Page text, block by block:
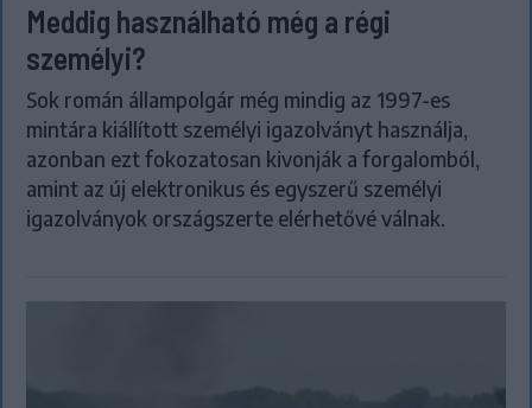
Meddig használható még a régi
személyi?
Sok román állampolgár még mindig az 1997-es
mintára kiállított személyi igazolványt használja,
azonban ezt fokozatosan kivonják a forgalomból,
amint az új elektronikus és egyszerű személyi
igazolványok országszerte elérhetővé válnak.